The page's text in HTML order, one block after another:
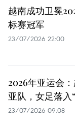
越南成功卫冕
标赛冠军
23/07/2026 22:00
2026年亚运会
亚队，女足落入
23/07/2026 09:08